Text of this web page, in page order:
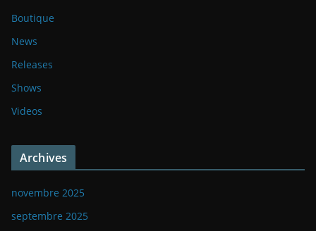
Boutique
News
Releases
Shows
Videos
Archives
novembre 2025
septembre 2025